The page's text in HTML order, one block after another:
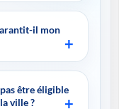
il mon
être éligible
ville ?